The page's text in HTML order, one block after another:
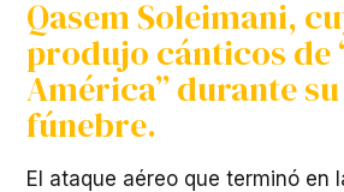
Qasem Soleimani,
produjo cánticos de
América” durante
fúnebre.
El ataque aéreo que terminó en